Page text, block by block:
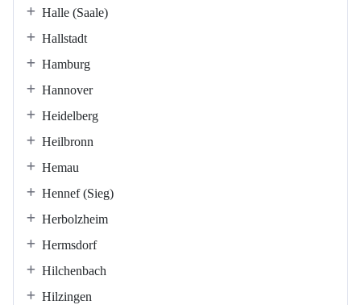
Halle (Saale)
Hallstadt
Hamburg
Hannover
Heidelberg
Heilbronn
Hemau
Hennef (Sieg)
Herbolzheim
Hermsdorf
Hilchenbach
Hilzingen